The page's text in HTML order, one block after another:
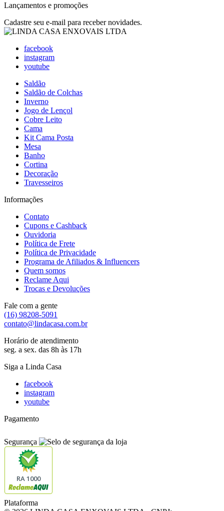
Lançamentos e promoções
Cadastre seu e-mail para receber novidades.
facebook
instagram
youtube
Saldão
Saldão de Colchas
Inverno
Jogo de Lençol
Cobre Leito
Cama
Kit Cama Posta
Mesa
Banho
Cortina
Decoração
Travesseiros
Informações
Contato
Cupons e Cashback
Ouvidoria
Política de Frete
Política de Privacidade
Programa de Afiliados & Influencers
Quem somos
Reclame Aqui
Trocas e Devoluções
Fale com a gente
(16) 98208-5091
contato@lindacasa.com.br
Horário de atendimento
seg. a sex. das 8h às 17h
Siga a Linda Casa
facebook
instagram
youtube
Pagamento
Segurança
RA 1000
Plataforma